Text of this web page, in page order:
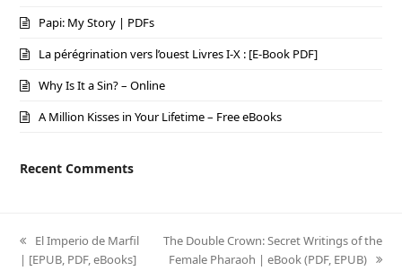
Papi: My Story | PDFs
La pérégrination vers l’ouest Livres I-X : [E-Book PDF]
Why Is It a Sin? – Online
A Million Kisses in Your Lifetime – Free eBooks
Recent Comments
previous
post:
El Imperio de Marfil
| [EPUB, PDF, eBooks]
next
post:
The Double Crown: Secret Writings of the
Female Pharaoh | eBook (PDF, EPUB)